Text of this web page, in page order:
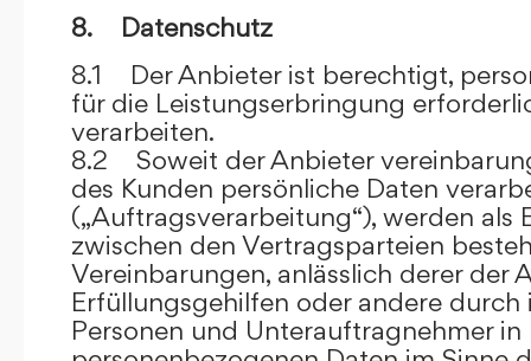
8. Datenschutz
8.1 Der Anbieter ist berechtigt,
für die Leistungserbringung
verarbeiten.
8.2 Soweit der Anbieter
des Kunden persönliche Daten
(„Auftragsverarbeitung“), werden als
zwischen den Vertragsparteien
Vereinbarungen, anlässlich derer der
Erfüllungsgehilfen oder andere
Personen und Unterauftragnehmer